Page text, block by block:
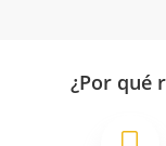
¿Por qué